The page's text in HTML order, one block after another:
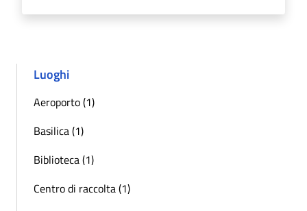
Luoghi
Aeroporto (1)
Basilica (1)
Biblioteca (1)
Centro di raccolta (1)